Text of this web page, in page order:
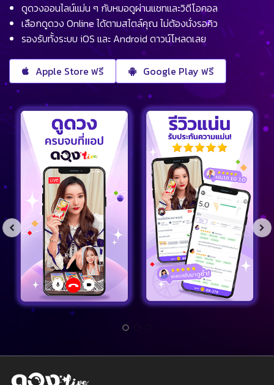
ดูดวงออนไลน์แม่น ๆ กับหมอดูผ่านแชทและวิดีโอคอล
เลือกดูดวง Online ได้ตามสไตล์คุณ ไม่ต้องนั่งรอคิว
รองรับทั้งระบบ iOS และ Android ดาวน์โหลดเลย
Apple Store ฟรี Google Play ฟรี